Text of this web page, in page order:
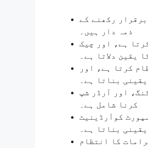
رکھنے کے
ذمہ دار ہیں۔
ہے، اور چیک
یقین دلاتا ہے۔
کرتا ہے، اور
بناتا ہے۔
اور آرڈر شپ
کرنا شامل ہے۔
کوآرڈینیٹ
بناتا ہے۔
کا انتظام